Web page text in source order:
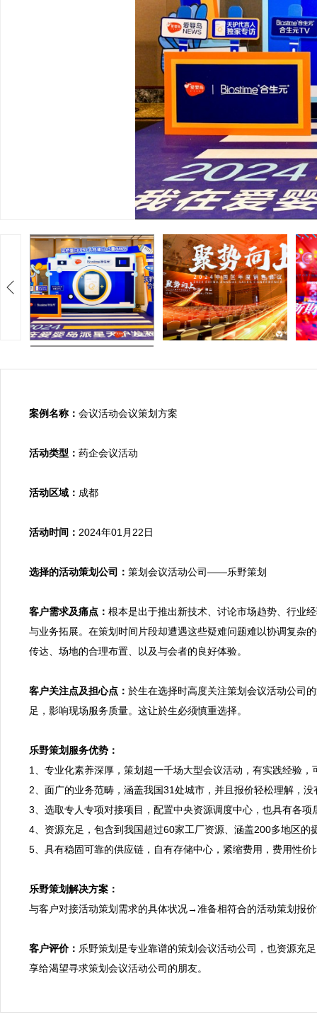
案例名称： 会议活动会议策划方案
活动类型： 药企会议活动
活动区域： 成都
活动时间： 2024年01月22日
选择的活动策划公司： 策划会议活动公司——乐野策划
客户需求及痛点： 根本是出于推出新技术、讨论市场趋势、行业
与业务拓展。在策划时间片段却遭遇这些疑难问题难以协调复杂
传达、场地的合理布置、以及与会者的良好体验。
客户关注点及担心点： 於生在选择时高度关注策划会议活动公司
足，影响现场服务质量。这让於生必须慎重选择。
乐野策划服务优势：
1、专业化素养深厚，策划超一千场大型会议活动，有实践经验，
2、面广的业务范畴，涵盖我国31处城市，并且报价轻松理解，没
3、选取专人专项对接项目，配置中央资源调度中心，也具有各
4、资源充足，包含到我国超过60家工厂资源、涵盖200多地区
5、具有稳固可靠的供应链，自有存储中心，紧缩费用，费用性价
乐野策划解决方案：
与客户对接活动策划需求的具体状况→准备相符合的活动策划报
客户评价： 乐野策划是专业靠谱的策划会议活动公司，也资源充
享给渴望寻求策划会议活动公司的朋友。